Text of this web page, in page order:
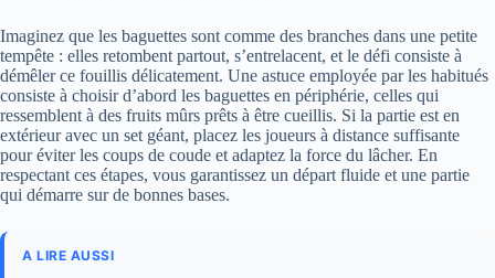
Imaginez que les baguettes sont comme des branches dans une petite
tempête : elles retombent partout, s’entrelacent, et le défi consiste à
démêler ce fouillis délicatement. Une astuce employée par les habitués
consiste à choisir d’abord les baguettes en périphérie, celles qui
ressemblent à des fruits mûrs prêts à être cueillis. Si la partie est en
extérieur avec un set géant, placez les joueurs à distance suffisante
pour éviter les coups de coude et adaptez la force du lâcher. En
respectant ces étapes, vous garantissez un départ fluide et une partie
qui démarre sur de bonnes bases.
A LIRE AUSSI